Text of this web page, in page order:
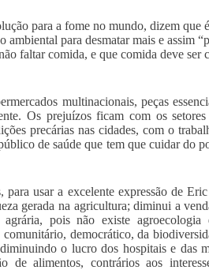
para a fome no mundo, dizem que
ambiental para desmatar mais e assim
faltar comida, e que comida deve ser
multinacionais, peças
Os prejuízos ficam com os
precárias nas cidades, com o
de saúde que tem que cuidar do
usar a excelente expressão de
gerada na agricultura; diminui a
agrária, pois não existe
democrático, da
o lucro dos hospitais e das
de alimentos, contrários aos